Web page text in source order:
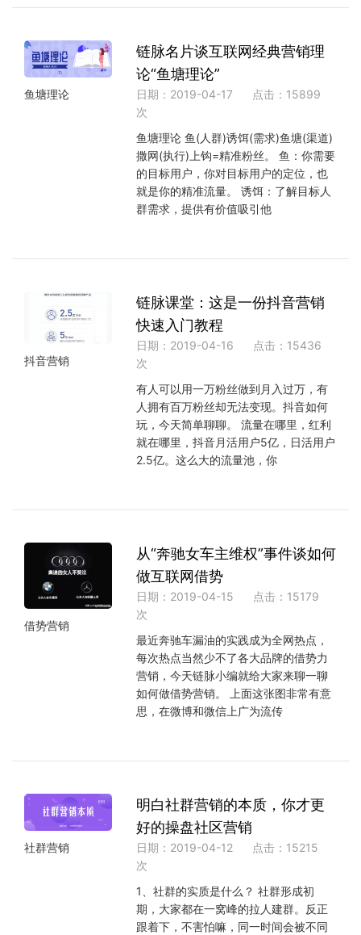
鱼塘理论
链脉名片谈互联网经典营销理
论“鱼塘理论”
日期：2019-04-17
点击：15899
次
鱼塘理论 鱼(人群)诱饵(需求)鱼塘(渠道)
撒网(执行)上钩=精准粉丝。 鱼：你需要
的目标用户，你对目标用户的定位，也
就是你的精准流量。 诱饵：了解目标人
群需求，提供有价值吸引他
抖音营销
链脉课堂：这是一份抖音营销
快速入门教程
日期：2019-04-16
点击：15436
次
有人可以用一万粉丝做到月入过万，有
人拥有百万粉丝却无法变现。抖音如何
玩，今天简单聊聊。 流量在哪里，红利
就在哪里，抖音月活用户5亿，日活用户
2.5亿。这么大的流量池，你
借势营销
从“奔驰女车主维权”事件谈如何
做互联网借势
日期：2019-04-15
点击：15179
次
最近奔驰车漏油的实践成为全网热点，
每次热点当然少不了各大品牌的借势力
营销，今天链脉小编就给大家来聊一聊
如何做借势营销。 上面这张图非常有意
思，在微博和微信上广为流传
社群营销
明白社群营销的本质，你才更
好的操盘社区营销
日期：2019-04-12
点击：15215
次
1、社群的实质是什么？ 社群形成初
期，大家都在一窝峰的拉人建群。反正
跟着下，不害怕嘛，同一时间会被不同